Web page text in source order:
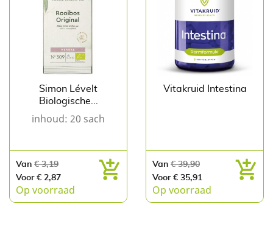
Simon Lévelt
Biologische...
inhoud: 20 sach
Normale
prijs
Van € 3,19Prijs
Voor € 2,87
Op voorraad
Vitakruid Intestina
Normale
prijs
Van € 39,90Prijs
Voor € 35,91
Op voorraad